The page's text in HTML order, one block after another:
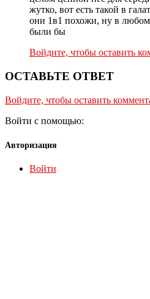
жутко, вот есть такой в
они 1в1 похожи, ну в любом
были бы
Войдите, чтобы оставить
ОСТАВЬТЕ ОТВЕТ
Войдите, чтобы оставить
Войти с помощью:
Авторизация
Войти